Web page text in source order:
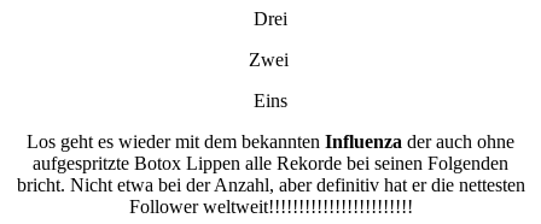
Drei
Zwei
Eins
Los geht es wieder mit dem bekannten Influenza der auch ohne
aufgespritzte Botox Lippen alle Rekorde bei seinen Folgenden
bricht. Nicht etwa bei der Anzahl, aber definitiv hat er die nettesten
Follower weltweit!!!!!!!!!!!!!!!!!!!!!!!!